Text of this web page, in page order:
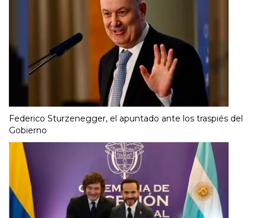
Federico Sturzenegger, el apuntado ante los traspiés del
Gobierno